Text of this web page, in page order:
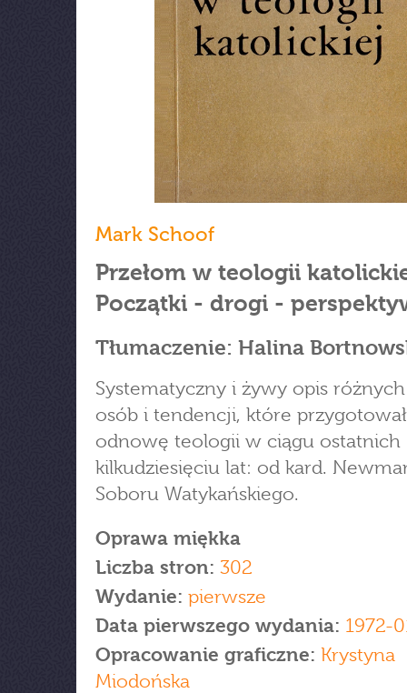
Mark Schoof
Przełom w teologii
Początki - drogi -
Tłumaczenie: Halina
Systematyczny i żywy opis różnych
osób i tendencji, które
odnowę teologii w ciągu ostatnich
kilkudziesięciu lat: od kard.
Soboru Watykańskiego.
Oprawa miękka
Liczba stron: 302
Wydanie: pierwsze
Data pierwszego wydania: 1972-
Opracowanie graficzne: Krystyna
Miodońska